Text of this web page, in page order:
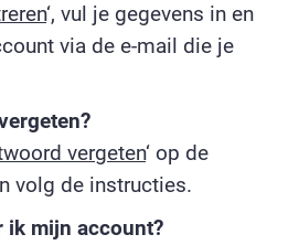
‘, vul je gegevens in en
via de e-mail die je
vergeten‘ op de
volg de instructies.
ik mijn account?